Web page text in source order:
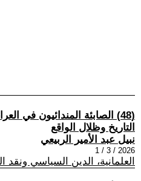
(48) الصابئة المندائيون في
التاريخ وظلال الواقع
نبيل عبد الأمير الربيعي
2026 / 3 / 1
العلمانية، الدين السياسي ونقد